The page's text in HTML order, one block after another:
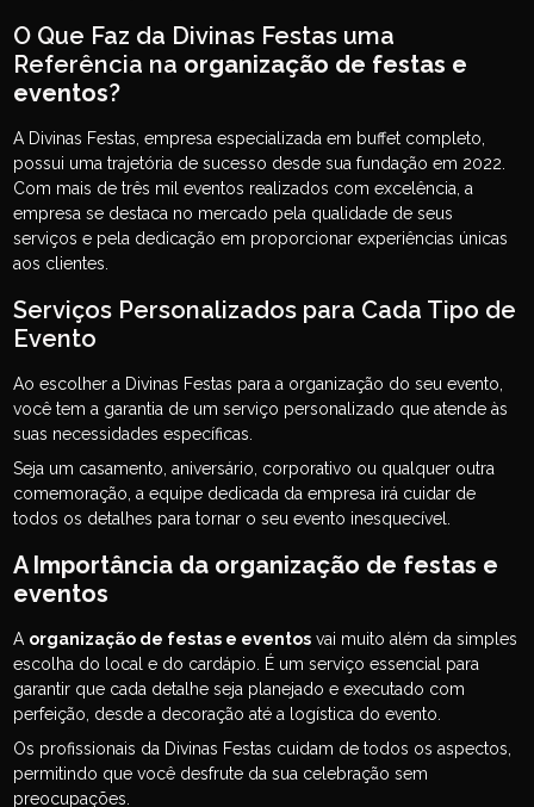
O Que Faz da Divinas Festas uma
Referência na organização de festas e
eventos?
A Divinas Festas, empresa especializada em buffet completo,
possui uma trajetória de sucesso desde sua fundação em 2022.
Com mais de três mil eventos realizados com excelência, a
empresa se destaca no mercado pela qualidade de seus
serviços e pela dedicação em proporcionar experiências únicas
aos clientes.
Serviços Personalizados para Cada Tipo de
Evento
Ao escolher a Divinas Festas para a organização do seu evento,
você tem a garantia de um serviço personalizado que atende às
suas necessidades específicas.
Seja um casamento, aniversário, corporativo ou qualquer outra
comemoração, a equipe dedicada da empresa irá cuidar de
todos os detalhes para tornar o seu evento inesquecível.
A Importância da organização de festas e
eventos
A organização de festas e eventos vai muito além da simples
escolha do local e do cardápio. É um serviço essencial para
garantir que cada detalhe seja planejado e executado com
perfeição, desde a decoração até a logística do evento.
Os profissionais da Divinas Festas cuidam de todos os aspectos,
permitindo que você desfrute da sua celebração sem
preocupações.